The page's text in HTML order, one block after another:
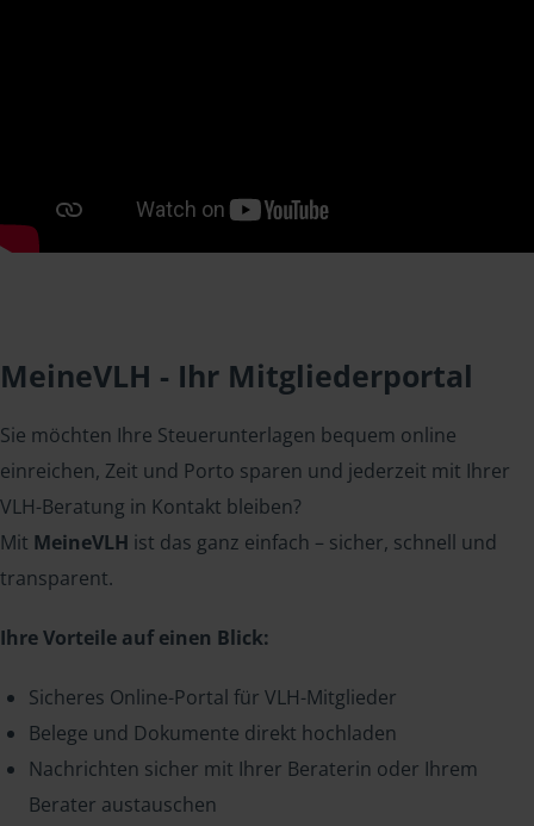
MeineVLH - Ihr Mitgliederportal
Sie möchten Ihre Steuerunterlagen bequem online
einreichen, Zeit und Porto sparen und jederzeit mit Ihrer
VLH-Beratung in Kontakt bleiben?
Mit MeineVLH ist das ganz einfach – sicher, schnell und
transparent.
Ihre Vorteile auf einen Blick:
Sicheres Online-Portal für VLH-Mitglieder
Belege und Dokumente direkt hochladen
Nachrichten sicher mit Ihrer Beraterin oder Ihrem
Berater austauschen